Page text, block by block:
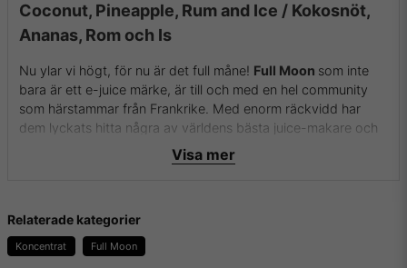
Coconut, Pineapple, Rum and Ice / Kokosnöt,
Ananas, Rom och Is
Nu ylar vi högt, för nu är det full måne! Full Moon som inte
bara är ett e-juice märke, är till och med en hel community
som härstammar från Frankrike. Med enorm räckvidd har
dem lyckats hitta några av världens bästa juice-makare och
kan utlova suverän kvalité och smak från sina koncentrat!
Mer info om Oil4vap hittar du här:
E-Liquids.se
Visa mer
Relaterade kategorier
Koncentrat Full Moon